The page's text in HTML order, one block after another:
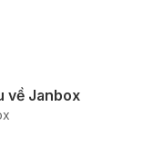
về Janbox